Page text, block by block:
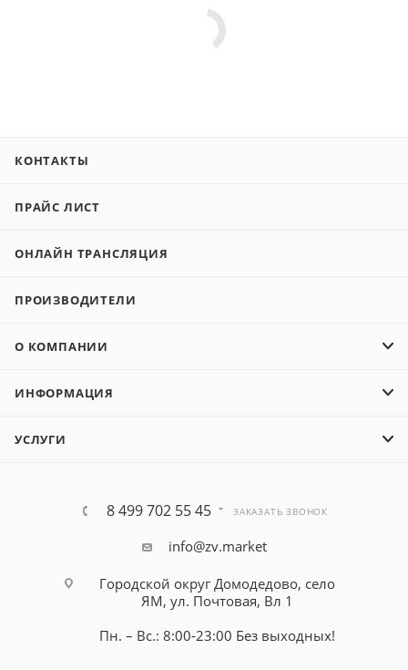
КОНТАКТЫ
ПРАЙС ЛИСТ
ОНЛАЙН ТРАНСЛЯЦИЯ
ПРОИЗВОДИТЕЛИ
О КОМПАНИИ
ИНФОРМАЦИЯ
УСЛУГИ
8 499 702 55 45 ЗАКАЗАТЬ ЗВОНОК
info@zv.market
Городской округ Домодедово, село
ЯМ, ул. Почтовая, Вл 1
Пн. – Вс.: 8:00-23:00 Без выходных!